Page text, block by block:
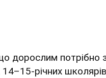
дорослим потрібно
річних